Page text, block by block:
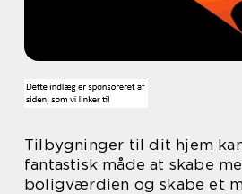
Tilbygninger til dit hjem
fantastisk måde at skabe
boligværdien og skabe et